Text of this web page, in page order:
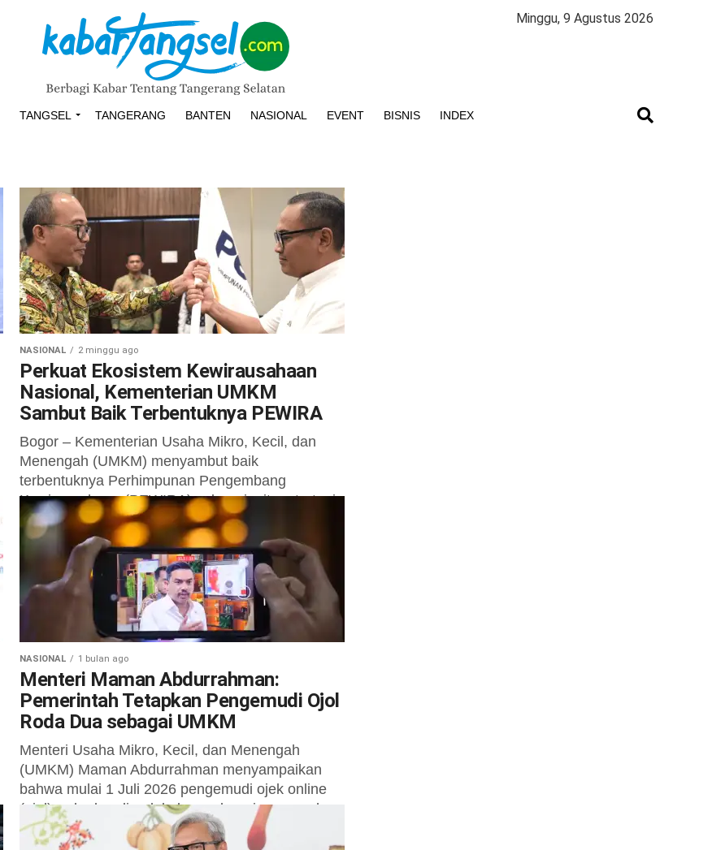
Minggu, 9 Agustus 2026
TANGSEL TANGERANG BANTEN NASIONAL EVENT BISNIS INDEX
NASIONAL 2 minggu ago
Perkuat Ekosistem Kewirausahaan
Nasional, Kementerian UMKM
Sambut Baik Terbentuknya PEWIRA
Bogor – Kementerian Usaha Mikro, Kecil, dan
Menengah (UMKM) menyambut baik
terbentuknya Perhimpunan Pengembang
Kewirausahaan (PEWIRA) sebagai mitra strategis
dalam memperkuat ekosistem kewirausahaan
nasional sekaligus mempercepat...
NASIONAL 1 bulan ago
Menteri Maman Abdurrahman:
Pemerintah Tetapkan Pengemudi Ojol
Roda Dua sebagai UMKM
Menteri Usaha Mikro, Kecil, dan Menengah
(UMKM) Maman Abdurrahman menyampaikan
bahwa mulai 1 Juli 2026 pengemudi ojek online
(ojol) roda dua diperlakukan sebagai pengusaha
mikro transportasi...